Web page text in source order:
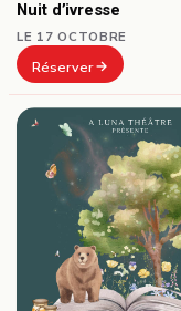
Nuit d’ivresse
LE 17 OCTOBRE
Réserver